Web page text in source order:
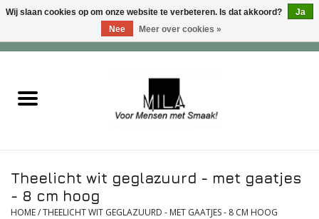
Zoet
Verwenfeesten
Theelicht wit geglazuurd - met gaatjes
- 8 cm hoog
HOME/THEELICHT WIT GEGLAZUURD - MET GAATJES - 8 CM HOOG
Wij slaan cookies op om onze website te verbeteren. Is dat akkoord?
Ja
Nee
Meer over cookies »